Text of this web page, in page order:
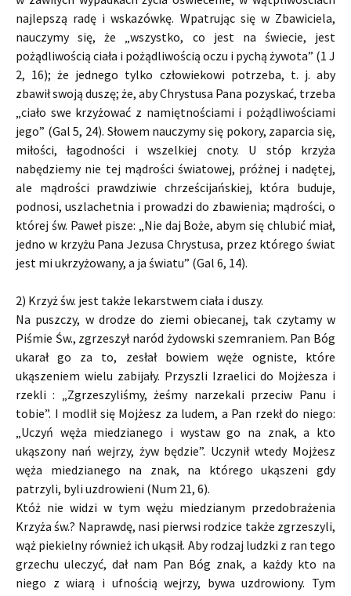
najlepszą radę i wskazówkę. Wpatrując się w Zbawiciela,
nauczymy się, że „wszystko, co jest na świecie, jest
pożądliwością ciała i pożądliwością oczu i pychą żywota” (1 J
2, 16); że jednego tylko człowiekowi potrzeba, t. j. aby
zbawił swoją duszę; że, aby Chrystusa Pana pozyskać, trzeba
„ciało swe krzyżować z namiętnościami i pożądliwościami
jego” (Gal 5, 24). Słowem nauczymy się pokory, zaparcia się,
miłości, łagodności i wszelkiej cnoty. U stóp krzyża
nabędziemy nie tej mądrości światowej, próżnej i nadętej,
ale mądrości prawdziwie chrześcijańskiej, która buduje,
podnosi, uszlachetnia i prowadzi do zbawienia; mądrości, o
której św. Paweł pisze: „Nie daj Boże, abym się chlubić miał,
jedno w krzyżu Pana Jezusa Chrystusa, przez którego świat
jest mi ukrzyżowany, a ja światu” (Gal 6, 14).
2) Krzyż św. jest także lekarstwem ciała i duszy.
Na puszczy, w drodze do ziemi obiecanej, tak czytamy w
Piśmie Św., zgrzeszył naród żydowski szemraniem. Pan Bóg
ukarał go za to, zesłał bowiem węże ogniste, które
ukąszeniem wielu zabijały. Przyszli Izraelici do Mojżesza i
rzekli : „Zgrzeszyliśmy, żeśmy narzekali przeciw Panu i
tobie”. I modlił się Mojżesz za ludem, a Pan rzekł do niego:
„Uczyń węża miedzianego i wystaw go na znak, a kto
ukąszony nań wejrzy, żyw będzie”. Uczynił wtedy Mojżesz
węża miedzianego na znak, na którego ukąszeni gdy
patrzyli, byli uzdrowieni (Num 21, 6).
Któż nie widzi w tym wężu miedzianym przedobrażenia
Krzyża św.? Naprawdę, nasi pierwsi rodzice także zgrzeszyli,
wąż piekielny również ich ukąsił. Aby rodzaj ludzki z ran tego
grzechu uleczyć, dał nam Pan Bóg znak, a każdy kto na
niego z wiarą i ufnością wejrzy, bywa uzdrowiony. Tym